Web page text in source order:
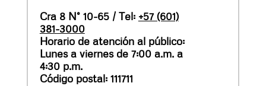
Cra 8 N° 10-65 / Tel: +57 (601)
381-3000
Horario de atención al público:
Lunes a viernes de 7:00 a.m. a
4:30 p.m.
Código postal: 111711